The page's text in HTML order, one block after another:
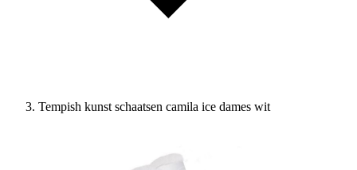
Tempish kunst schaatsen camila ice dames wit